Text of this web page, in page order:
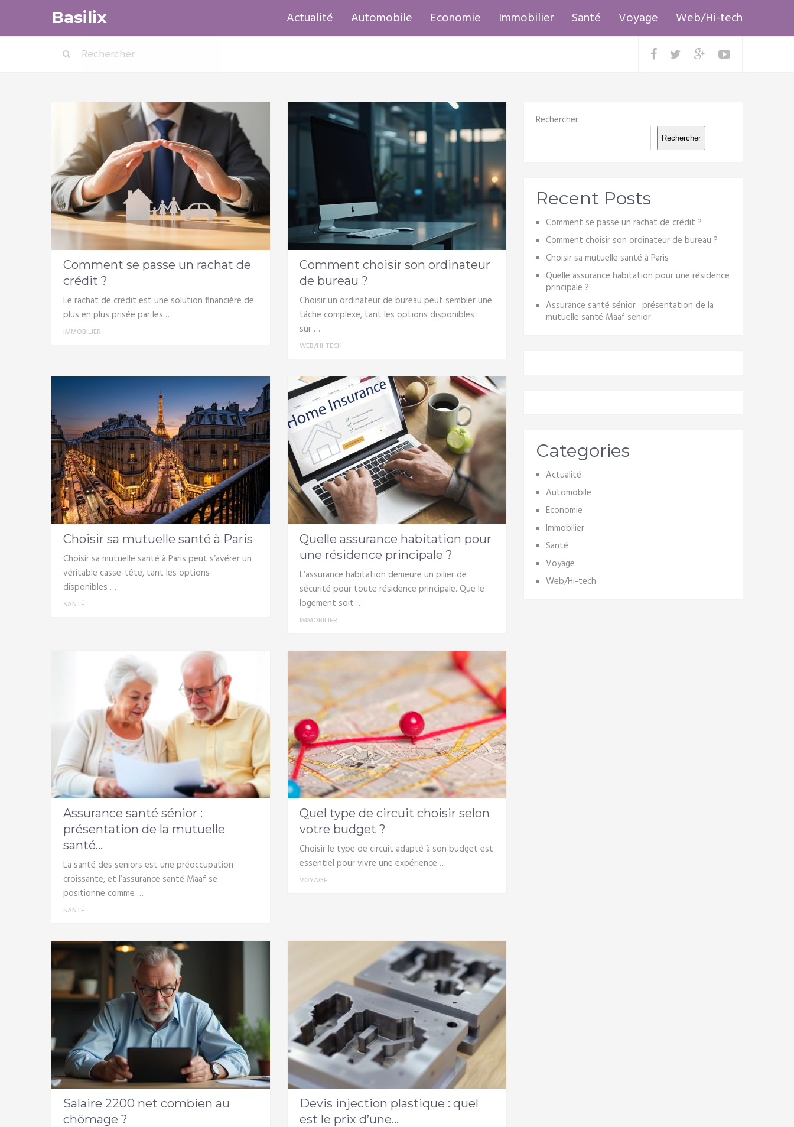
Basilix Actualité Automobile Economie Immobilier Santé Voyage Web/Hi-tech
Comment se passe un rachat de
crédit ?
Le rachat de crédit est une solution financière de
plus en plus prisée par les …
IMMOBILIER
Comment choisir son ordinateur
de bureau ?
Choisir un ordinateur de bureau peut sembler une
tâche complexe, tant les options disponibles
sur …
WEB/HI-TECH
Choisir sa mutuelle santé à Paris
Choisir sa mutuelle santé à Paris peut s’avérer un
véritable casse-tête, tant les options
disponibles …
SANTÉ
Quelle assurance habitation pour
une résidence principale ?
L’assurance habitation demeure un pilier de
sécurité pour toute résidence principale. Que le
logement soit …
IMMOBILIER
Assurance santé sénior :
présentation de la mutuelle
santé...
La santé des seniors est une préoccupation
croissante, et l’assurance santé Maaf se
positionne comme …
SANTÉ
Quel type de circuit choisir selon
votre budget ?
Choisir le type de circuit adapté à son budget est
essentiel pour vivre une expérience …
VOYAGE
Salaire 2200 net combien au
chômage ?
Devis injection plastique : quel
est le prix d’une...
Rechercher
Rechercher
Recent Posts
Comment se passe un rachat de crédit ?
Comment choisir son ordinateur de bureau ?
Choisir sa mutuelle santé à Paris
Quelle assurance habitation pour une résidence
principale ?
Assurance santé sénior : présentation de la
mutuelle santé Maaf senior
Categories
Actualité
Automobile
Economie
Immobilier
Santé
Voyage
Web/Hi-tech